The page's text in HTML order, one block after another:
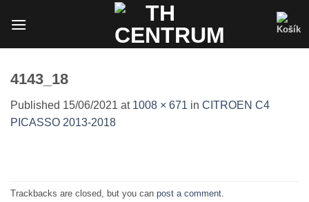
4143_18
Published 15/06/2021 at 1008 × 671 in CITROEN C4
PICASSO 2013-2018
Trackbacks are closed, but you can post a comment